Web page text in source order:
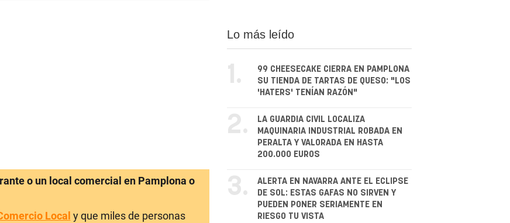
o un local comercial en Pamplona o
Local y que miles de personas
Lo más leído
1.
99 CHEESECAKE CIERRA EN PAMPLONA
SU TIENDA DE TARTAS DE QUESO: "LOS
'HATERS' TENÍAN RAZÓN"
2.
LA GUARDIA CIVIL LOCALIZA
MAQUINARIA INDUSTRIAL ROBADA EN
PERALTA Y VALORADA EN HASTA
200.000 EUROS
3.
ALERTA EN NAVARRA ANTE EL ECLIPSE
DE SOL: ESTAS GAFAS NO SIRVEN Y
PUEDEN PONER SERIAMENTE EN
RIESGO TU VISTA